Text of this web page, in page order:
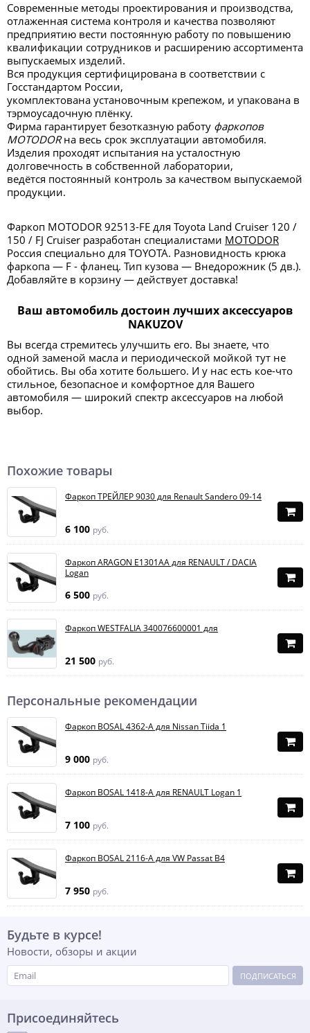
Современные методы проектирования и производства,
отлаженная система контроля и качества позволяют
предприятию вести постоянную работу по повышению
квалификации сотрудников и расширению ассортимента
выпускаемых изделий.
Вся продукция сертифицирована в соответствии с
Госстандартом России,
укомплектована установочным крепежом, и упакована в
тэрмоусадочную плёнку.
Фирма гарантирует безотказную работу фаркопов
MOTODORна весь срок эксплуатации автомобиля.
Изделия проходят испытания на усталостную
долговечность в собственной лаборатории,
ведётся постоянный контроль за качеством выпускаемой
продукции.
Фаркоп MOTODOR 92513-FE для Toyota Land Cruiser 120 /
150 / FJ Cruiser разработан специалистами MOTODOR
Россия специально для TOYOTA. Разновидность крюка
фаркопа — F - фланец. Тип кузова — Внедорожник (5 дв.).
Добавляйте в корзину — действует доставка!
Ваш автомобиль достоин лучших аксессуаров
NAKUZOV
Вы всегда стремитесь улучшить его. Вы знаете, что
одной заменой масла и периодической мойкой тут не
обойтись. Вы оба хотите большего. И у нас есть кое-что
стильное, безопасное и комфортное для Вашего
автомобиля — широкий спектр аксессуаров на любой
выбор.
Похожие товары
Фаркоп ТРЕЙЛЕР 9030 для Renault Sandero 09-14
6 100 руб.
Фаркоп ARAGON E1301AA для RENAULT / DACIA
Logan
6 500 руб.
Фаркоп WESTFALIA 340076600001 для
21 500 руб.
Персональные рекомендации
Фаркоп BOSAL 4362-A для Nissan Tiida 1
9 000 руб.
Фаркоп BOSAL 1418-A для RENAULT Logan 1
7 100 руб.
Фаркоп BOSAL 2116-A для VW Passat B4
7 950 руб.
Будьте в курсе!
Новости, обзоры и акции
ПОДПИСАТЬСЯ
Присоединяйтесь